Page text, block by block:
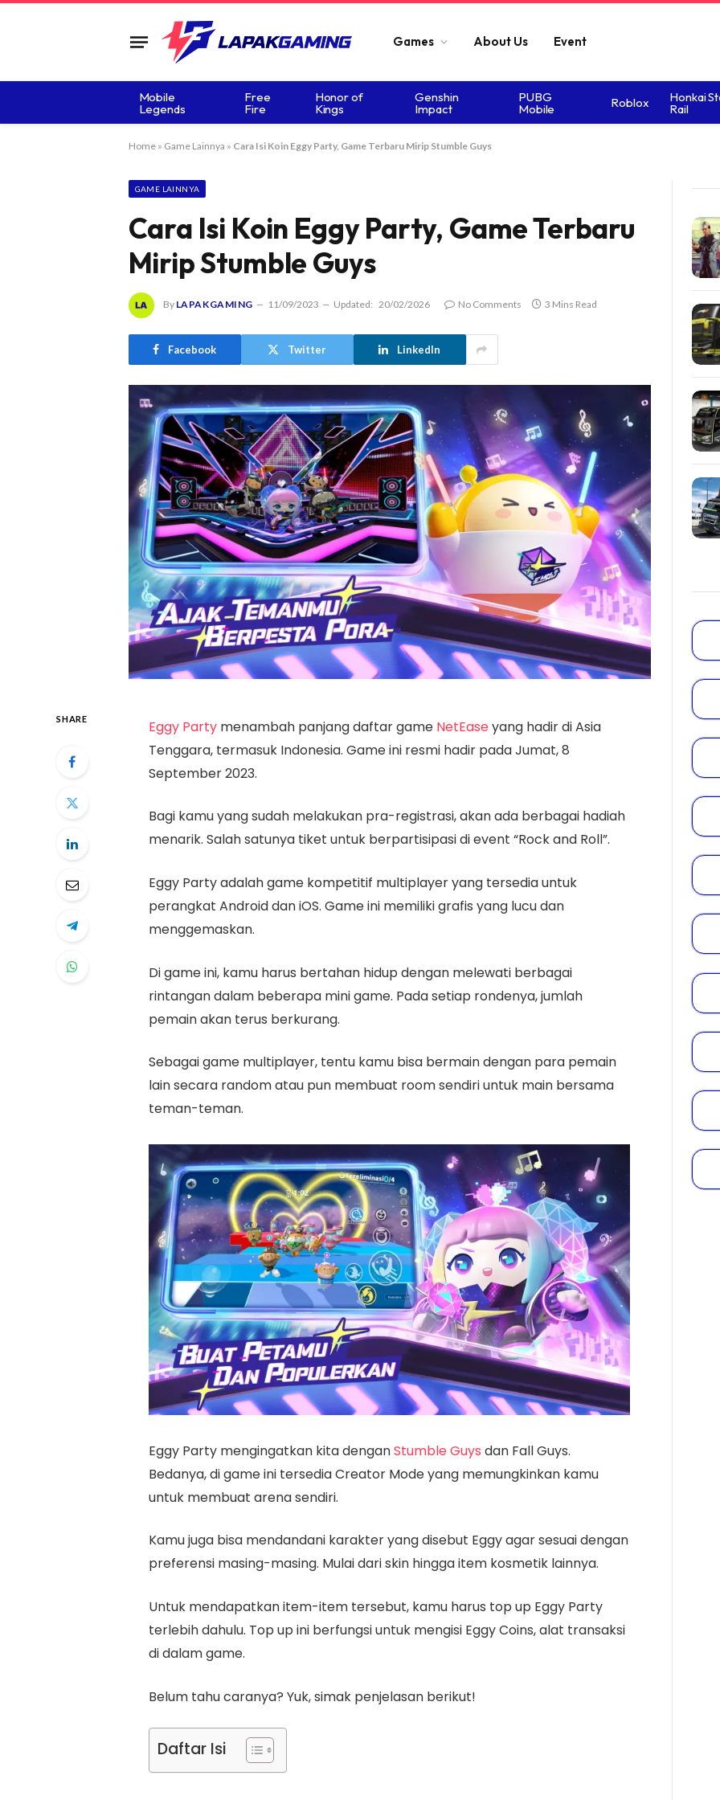
Games About Us Event
Mobile
Legends
Free
Fire
Honor of
Kings
Genshin
Impact
PUBG
Mobile Roblox Honkai
Rail
Home» Game Lainnya » Cara Isi Koin Eggy Party, Game Terbaru Mirip Stumble Guys
GAME LAINNYA
Cara Isi Koin Eggy Party, Game Terbaru
Mirip Stumble Guys
By LAPAKGAMING 11/09/2023 Updated: 20/02/2026 No Comments 3 Mins Read
Facebook Twitter LinkedIn
SHARE Eggy Party menambah panjang daftar game NetEaseyang hadir di Asia
Tenggara, termasuk Indonesia. Game ini resmi hadir pada Jumat, 8
September 2023.
Bagi kamu yang sudah melakukan pra-registrasi, akan ada berbagai hadiah
menarik. Salah satunya tiket untuk berpartisipasi di event “Rock and Roll”.
Eggy Party adalah game kompetitif multiplayer yang tersedia untuk
perangkat Android dan iOS. Game ini memiliki grafis yang lucu dan
menggemaskan.
Di game ini, kamu harus bertahan hidup dengan melewati berbagai
rintangan dalam beberapa mini game. Pada setiap rondenya, jumlah
pemain akan terus berkurang.
Sebagai game multiplayer, tentu kamu bisa bermain dengan para pemain
lain secara random atau pun membuat room sendiri untuk main bersama
teman-teman.
Eggy Party mengingatkan kita denganStumble Guys dan Fall Guys.
Bedanya, di game ini tersedia Creator Mode yang memungkinkan kamu
untuk membuat arena sendiri.
Kamu juga bisa mendandani karakter yang disebut Eggy agar sesuai dengan
preferensi masing-masing. Mulai dari skin hingga item kosmetik lainnya.
Untuk mendapatkan item-item tersebut, kamu harus top up Eggy Party
terlebih dahulu. Top up ini berfungsi untuk mengisi Eggy Coins, alat transaksi
di dalam game.
Belum tahu caranya? Yuk, simak penjelasan berikut!
Daftar Isi